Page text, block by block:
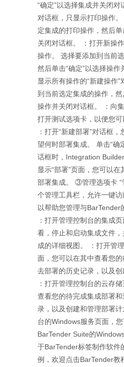
“确定”以选择集成并关闭
对话框，只显示打印操作
定集成的打印操作，然后
关闭对话框。 ：打开新操
操作。 选择要添加到当前
然后单击“确定”以选择操
显示所有操作的“新建操作
到当前选定集成的操作，然
操作并关闭对话框。 ：向
打开测试选项卡，以便您可
：打开“新建部署”对话框
望何时部署集成。 单击“确
话框时，Integration
显示“部署”页面，您可以在
部署集成。 ③管理选项卡 “
个管理工具栏，允许一键访
以帮助您管理与BarTender
：打开管理控制台的集成
看，停止和启动集成文件
成的详细视图。 ：打开管
面，您可以在其中查看您
去部署的历史记录，以及创
：打开管理控制台的云存
查看您的待完成集成部署
录，以及创建和管理部署
台的Windows服务页面，
BarTender Suite的
于BarTender标签制作软件
例，欢迎点击BarTender教